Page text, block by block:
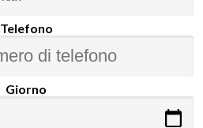
Telefono
Giorno